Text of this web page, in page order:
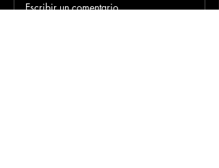
Escribir un comentario...